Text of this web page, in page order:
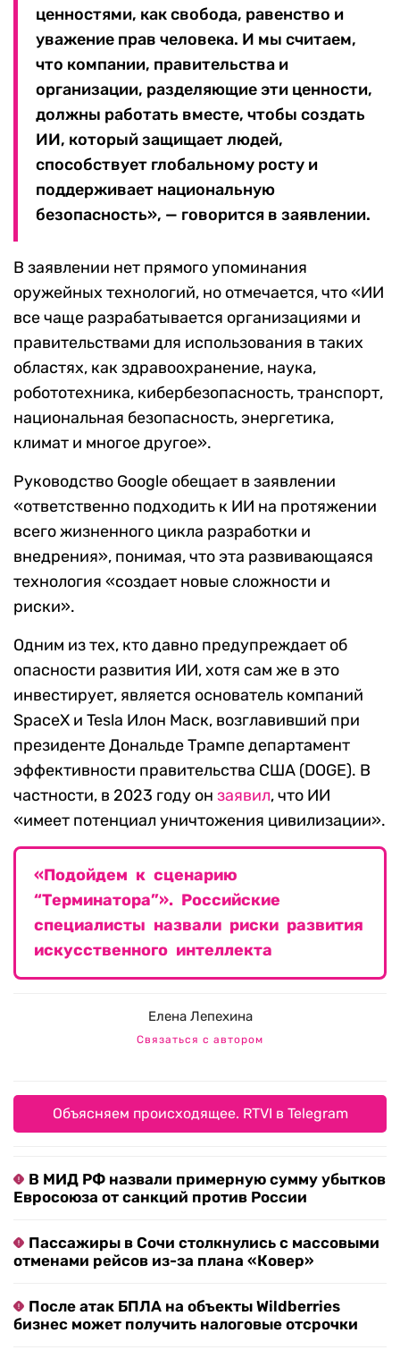
ценностями, как свобода, равенство и
уважение прав человека. И мы считаем,
что компании, правительства и
организации, разделяющие эти ценности,
должны работать вместе, чтобы создать
ИИ, который защищает людей,
способствует глобальному росту и
поддерживает национальную
безопасность», — говорится в заявлении.
В заявлении нет прямого упоминания
оружейных технологий, но отмечается, что «ИИ
все чаще разрабатывается организациями и
правительствами для использования в таких
областях, как здравоохранение, наука,
робототехника, кибербезопасность, транспорт,
национальная безопасность, энергетика,
климат и многое другое».
Руководство Google обещает в заявлении
«ответственно подходить к ИИ на протяжении
всего жизненного цикла разработки и
внедрения», понимая, что эта развивающаяся
технология «создает новые сложности и
риски».
Одним из тех, кто давно предупреждает об
опасности развития ИИ, хотя сам же в это
инвестирует, является основатель компаний
SpaceX и Tesla Илон Маск, возглавивший при
президенте Дональде Трампе департамент
эффективности правительства США (DOGE). В
частности, в 2023 году он заявил, что ИИ
«имеет потенциал уничтожения цивилизации».
«Подойдем к сценарию
“Терминатора”». Российские
специалисты назвали риски развития
искусственного интеллекта
Елена Лепехина
Связаться с автором
Объясняем происходящее. RTVI в Telegram
В МИД РФ назвали примерную сумму убытков
Евросоюза от санкций против России
Пассажиры в Сочи столкнулись с массовыми
отменами рейсов из-за плана «Ковер»
После атак БПЛА на объекты Wildberries
бизнес может получить налоговые отсрочки